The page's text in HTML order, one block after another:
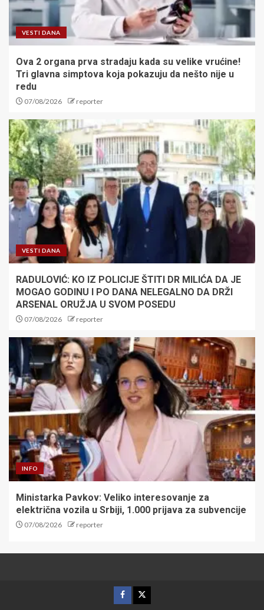
VESTI DANA
Ova 2 organa prva stradaju kada su velike vrućine!
Tri glavna simptova koja pokazuju da nešto nije u
redu
07/08/2026 reporter
VESTI DANA
RADULOVIĆ: KO IZ POLICIJE ŠTITI DR MILIĆA DA JE
MOGAO GODINU I PO DANA NELEGALNO DA DRŽI
ARSENAL ORUŽJA U SVOM POSEDU
07/08/2026 reporter
INFO
Ministarka Pavkov: Veliko interesovanje za
električna vozila u Srbiji, 1.000 prijava za subvencije
07/08/2026 reporter